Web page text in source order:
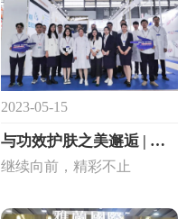
2023-05-15
与功效护肤之美邂逅 | 第27届CBE雅蘭國際完美收官！
继续向前，精彩不止